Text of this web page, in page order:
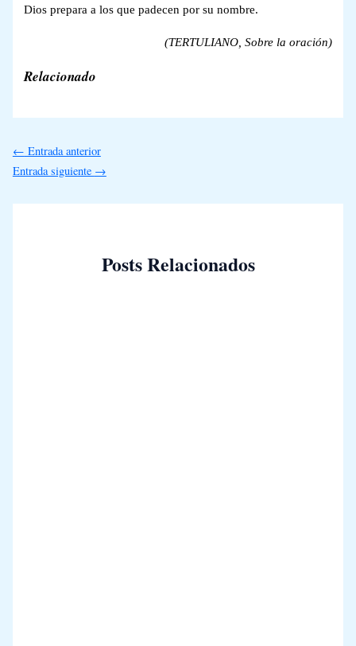
Dios prepara a los que padecen por su nombre.
(TERTULIANO, Sobre la oración)
Relacionado
← Entrada anterior
Entrada siguiente →
Posts Relacionados